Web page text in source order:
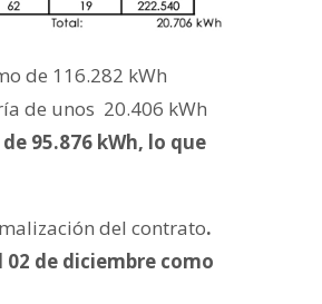
de 116.282 kWh
de unos 20.406 kWh
95.876 kWh, lo que
del contrato.
de diciembre como